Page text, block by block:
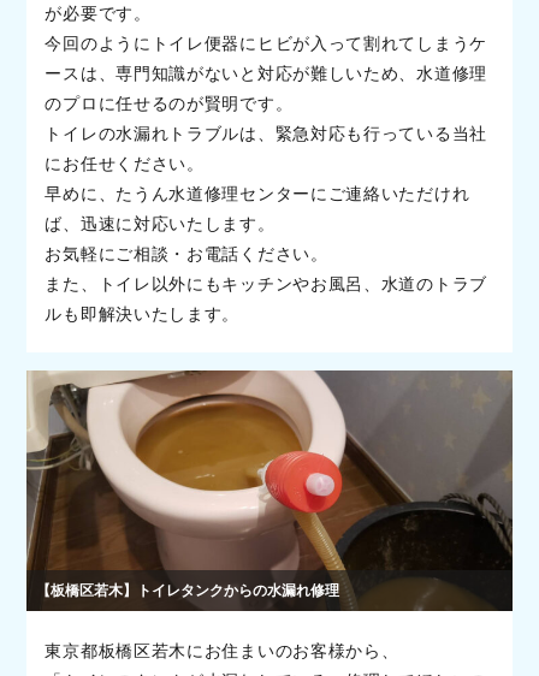
が必要です。
今回のようにトイレ便器にヒビが入って割れてしまうケ
ースは、専門知識がないと対応が難しいため、水道修理
のプロに任せるのが賢明です。
トイレの水漏れトラブルは、緊急対応も行っている当社
にお任せください。
早めに、たうん水道修理センターにご連絡いただけれ
ば、迅速に対応いたします。
お気軽にご相談・お電話ください。
また、トイレ以外にもキッチンやお風呂、水道のトラブ
ルも即解決いたします。
【板橋区若木】トイレタンクからの水漏れ修理
東京都板橋区若木にお住まいのお客様から、